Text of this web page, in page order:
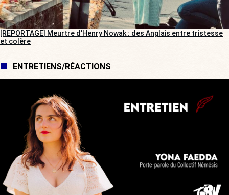
[REPORTAGE] Meurtre d’Henry Nowak : des Anglais entre tristesse
et colère
ENTRETIENS/RÉACTIONS